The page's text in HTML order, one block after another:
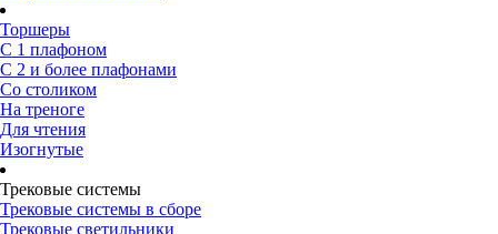
Торшеры
С 1 плафоном
С 2 и более плафонами
Со столиком
На треноге
Для чтения
Изогнутые
Трековые системы
Трековые системы в сборе
Трековые светильники